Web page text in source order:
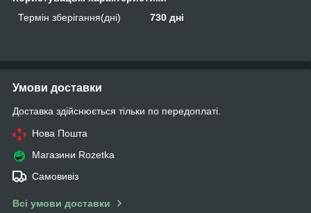
Термін зберігання(дні)
730 дні
Умови доставки
Доставка здійснюється тільки по передоплаті.
Нова Пошта
Магазини Rozetka
Самовивіз
Всі умови доставки